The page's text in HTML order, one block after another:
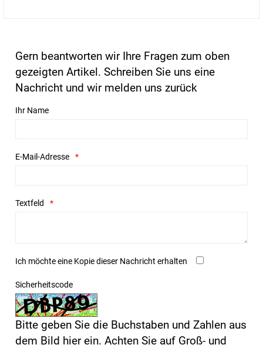
Gern beantworten wir Ihre Fragen zum oben
gezeigten Artikel. Schreiben Sie uns eine
Nachricht und wir melden uns zurück
Ihr Name
E-Mail-Adresse
Textfeld
Ich möchte eine Kopie dieser Nachricht erhalten
Sicherheitscode
Bitte geben Sie die Buchstaben und Zahlen aus
dem Bild hier ein. Achten Sie auf Groß- und